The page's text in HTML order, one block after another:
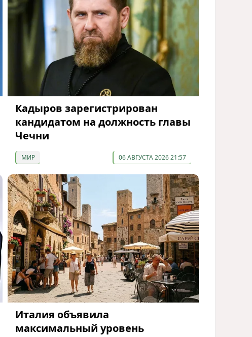
Кадыров зарегистрирован
кандидатом на должность главы
Чечни
МИР 06 АВГУСТА 2026 21:57
Италия объявила
максимальный уровень